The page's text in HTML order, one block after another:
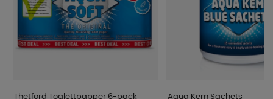
Thetford Toalettpapper 6-pack Aqua Kem Sachets